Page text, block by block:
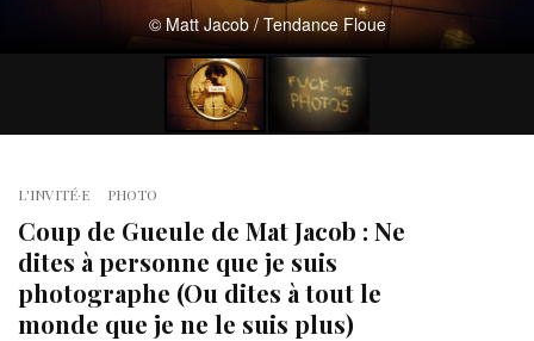
© Matt Jacob / Tendance Floue
L'INVITÉ·E PHOTO
Coup de Gueule de Mat Jacob : Ne
dites à personne que je suis
photographe (Ou dites à tout le
monde que je ne le suis plus)